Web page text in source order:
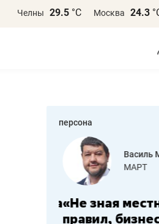
Челны 29.5 °С Москва 24.3
персона
работа
Василь
МАРТ
«Не зная
правил,